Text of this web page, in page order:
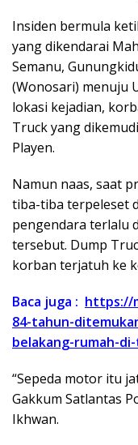
Insiden bermula
yang dikendarai
Semanu,
(Wonosari) menuju
lokasi kejadian,
Truck yang
Playen.
Namun naas, saat
tiba-tiba terpeleset
pengendara terlalu
tersebut. Dump
korban terjatuh ke
Baca juga : https://
84-tahun-
belakang-rumah-
“Sepeda motor itu
Gakkum Satlantas
Ikhwan.